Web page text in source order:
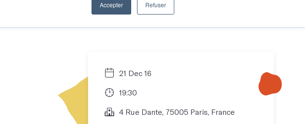
Accepter Refuser
Entreprises
21 Dec 16
19:30
4 Rue Dante, 75005 Paris, France